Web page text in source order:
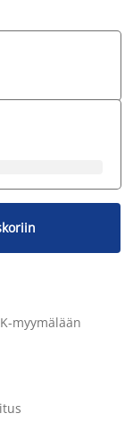
myymälään